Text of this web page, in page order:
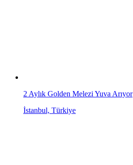
2 Aylık Golden Melezi Yuva Arıyor
İstanbul, Türkiye